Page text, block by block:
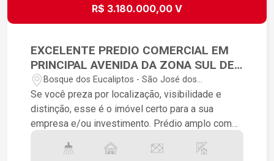
R$ 3.180.000,00 V
EXCELENTE PREDIO COMERCIAL EM
PRINCIPAL AVENIDA DA ZONA SUL DE
S.J.CBosque dos Eucaliptos - São José dos
Campos/SP
Se você preza por localização, visibilidade e
distinção, esse é o imóvel certo para a sua
empresa e/ou investimento. Prédio amplo com
com 150 M2: Salão com 2 banheiros amplos e